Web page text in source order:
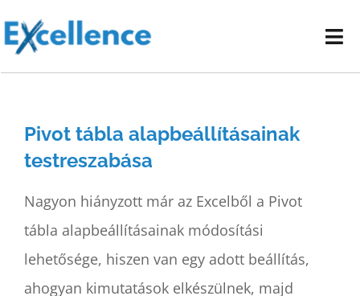
E-learning oktatóanyagok
Pivot tábla alapbeállításainak
testreszabása
Nagyon hiányzott már az Excelből a Pivot
tábla alapbeállításainak módosítási
lehetősége, hiszen van egy adott beállítás,
ahogyan kimutatások elkészülnek, majd